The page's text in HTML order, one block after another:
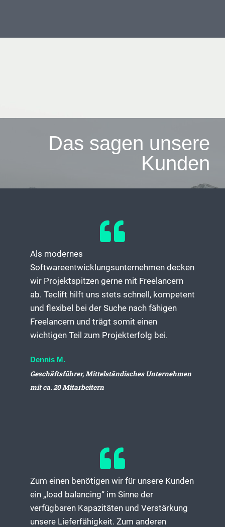
Das sagen unsere
Kunden
Als modernes
Softwareentwicklungsunternehmen decken
wir Projektspitzen gerne mit Freelancern
ab. Teclift hilft uns stets schnell, kompetent
und flexibel bei der Suche nach fähigen
Freelancern und trägt somit einen
wichtigen Teil zum Projekterfolg bei.
Dennis M.
Geschäftsführer, Mittelständisches Unternehmen
mit ca. 20 Mitarbeitern
Zum einen benötigen wir für unsere Kunden
ein „load balancing“ im Sinne der
verfügbaren Kapazitäten und Verstärkung
unsere Lieferfähigkeit. Zum anderen